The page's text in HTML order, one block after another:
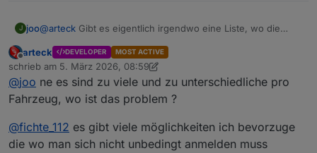
J joo@arteck Gibt es eigentlich irgendwo eine Liste, wo die
Werte, bei denen ich keine Idee habe, was sie bedeuten.
Offline
arteck DEVELOPER MOST ACTIVE
schrieb am 5. März 2026, 08:59
zuletzt editiert von arteck 3. Mai 2026, 10:08
@joo ne es sind zu viele und zu unterschiedliche pro
Fahrzeug, wo ist das problem ?
@fichte_112 es gibt viele möglichkeiten ich bevorzuge
die wo man sich nicht unbedingt anmelden muss